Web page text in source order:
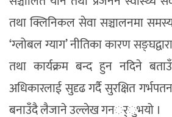
तथा क्लिनिकल सेवा सञ्चालनमा
‘ग्लोबल ग्याग’ नीतिका कारण
तथा कार्यक्रम बन्द हुन नदिने
अधिकारलाई सुदृढ गर्दै सुरक्षित
बनाउँदै लैजाने उल्लेख गनर््ुभयो ।